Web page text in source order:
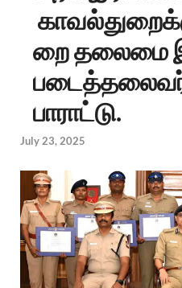
றை தலைமை
பாராட்டு.
July 23, 2025